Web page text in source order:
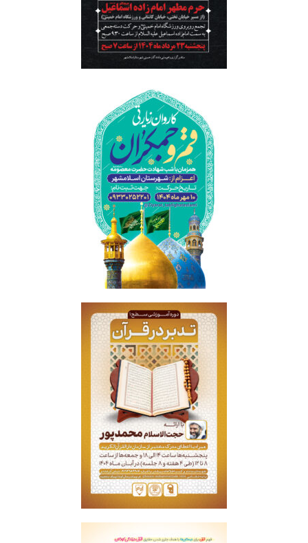
جاماندگان اربعین 1404
کاروان زیارتی قم و جمکران
تدبر در قرآن